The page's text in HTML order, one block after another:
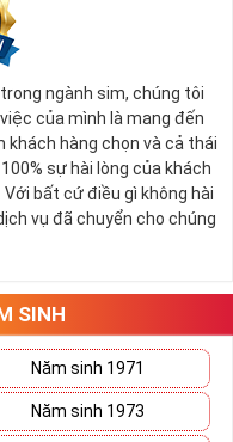
ngành sim, chúng tôi
của mình là mang đến
khách hàng chọn và cả thái
sự hài lòng của khách
bất cứ điều gì không hài
vụ đã chuyển cho chúng
SINH
Năm sinh 1971
Năm sinh 1973